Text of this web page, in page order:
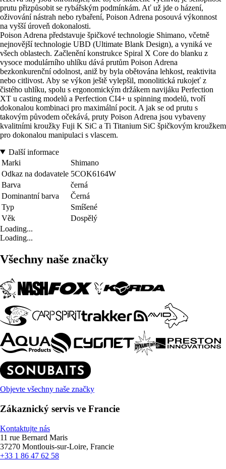
prutu přizpůsobit se rybářským podmínkám. Ať už jde o házení,
oživování nástrah nebo rybaření, Poison Adrena posouvá výkonnost
na vyšší úroveň dokonalosti.
Poison Adrena představuje špičkové technologie Shimano, včetně
nejnovější technologie UBD (Ultimate Blank Design), a vyniká ve
všech oblastech. Začlenění konstrukce Spiral X Core do blanku z
vysoce modulárního uhlíku dává prutům Poison Adrena
bezkonkurenční odolnost, aniž by byla obětována lehkost, reaktivita
nebo citlivost. Aby se výkon ještě vylepšil, monolitická rukojeť z
čistého uhlíku, spolu s ergonomickým držákem navijáku Perfection
XT u casting modelů a Perfection CI4+ u spinning modelů, tvoří
dokonalou kombinaci pro maximální pocit. A jak se od prutu s
takovým původem očekává, pruty Poison Adrena jsou vybaveny
kvalitními kroužky Fuji K SiC a Ti Titanium SiC špičkovým kroužkem
pro dokonalou manipulaci s vlascem.
Další informace
Marki
Shimano
Odkaz na dodavatele 5COK6164W
Barva
černá
Dominantní barva
Černá
Typ
Smíšené
Věk
Dospělý
Loading...
Loading...
Všechny naše značky
Objevte všechny naše značky
Zákaznický servis ve Francie
Kontaktujte nás
11 rue Bernard Maris
37270 Montlouis-sur-Loire, Francie
+33 1 86 47 62 58